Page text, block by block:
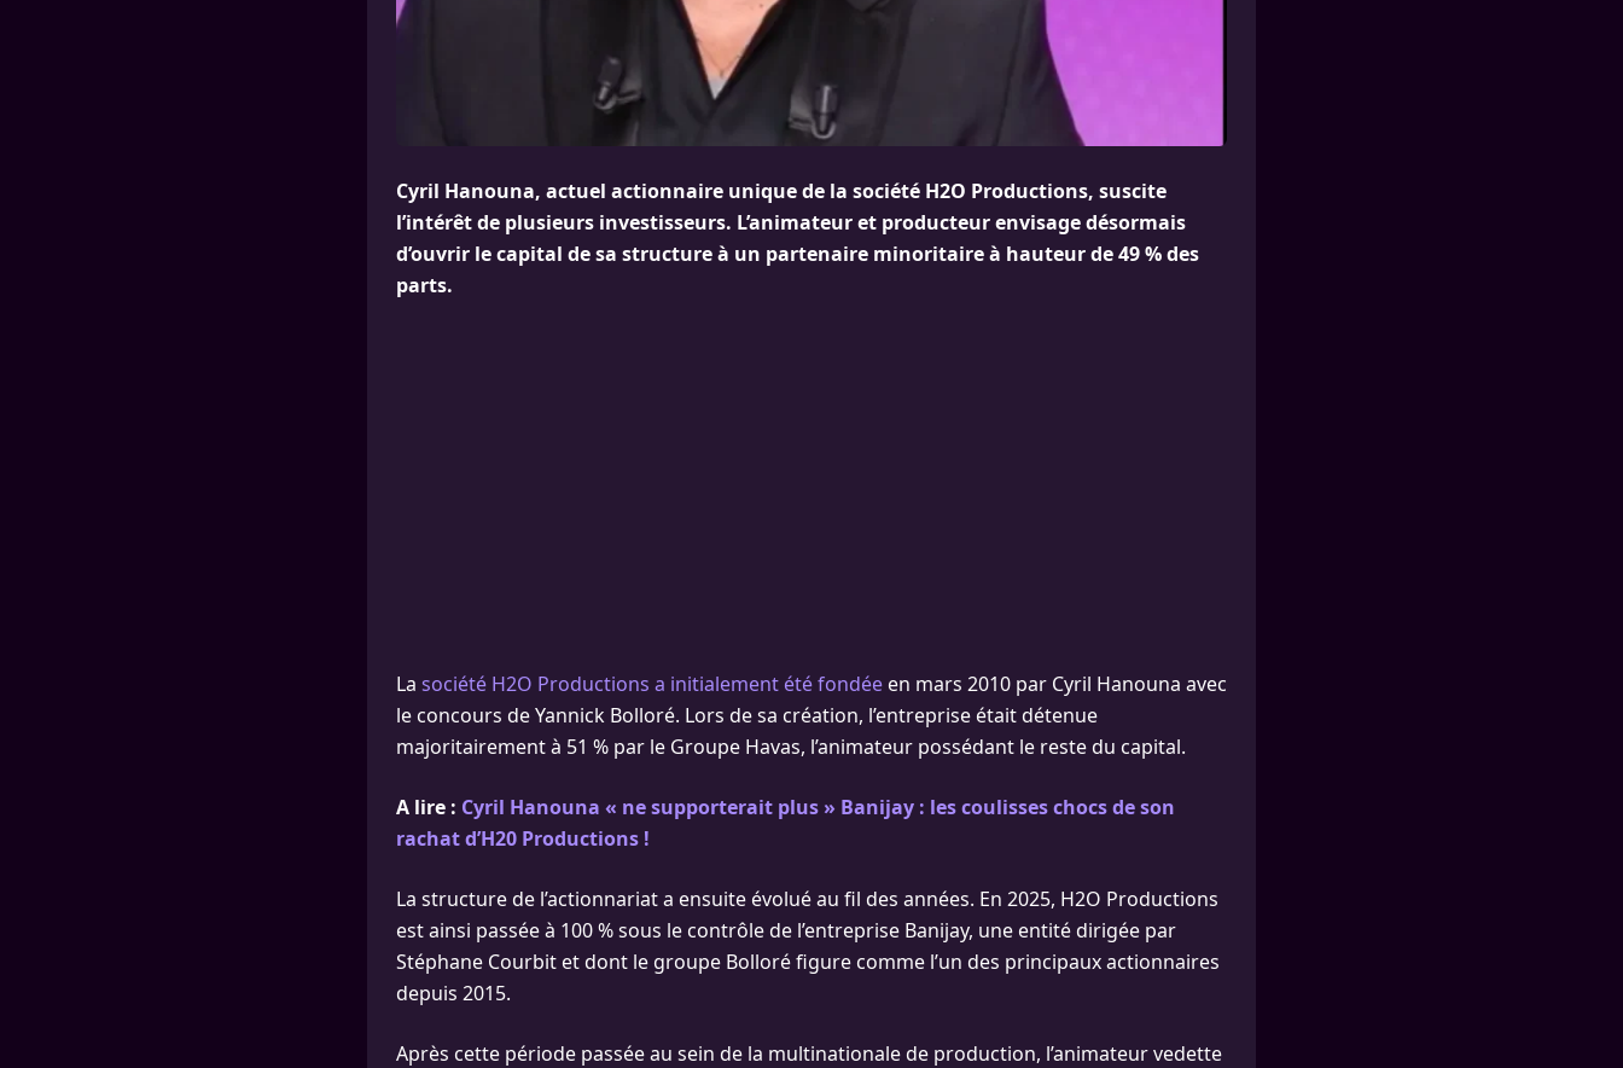
Cyril Hanouna, actuel actionnaire unique de la société H2O Productions, suscite
l’intérêt de plusieurs investisseurs. L’animateur et producteur envisage désormais
d’ouvrir le capital de sa structure à un partenaire minoritaire à hauteur de 49 % des
parts.
La société H2O Productions a initialement été fondée en mars 2010 par Cyril Hanouna avec
le concours de Yannick Bolloré. Lors de sa création, l’entreprise était détenue
majoritairement à 51 % par le Groupe Havas, l’animateur possédant le reste du capital.
A lire : Cyril Hanouna « ne supporterait plus » Banijay : les coulisses chocs de son
rachat d’H20 Productions !
La structure de l’actionnariat a ensuite évolué au fil des années. En 2025, H2O Productions
est ainsi passée à 100 % sous le contrôle de l’entreprise Banijay, une entité dirigée par
Stéphane Courbit et dont le groupe Bolloré figure comme l’un des principaux actionnaires
depuis 2015.
Après cette période passée au sein de la multinationale de production, l’animateur vedette